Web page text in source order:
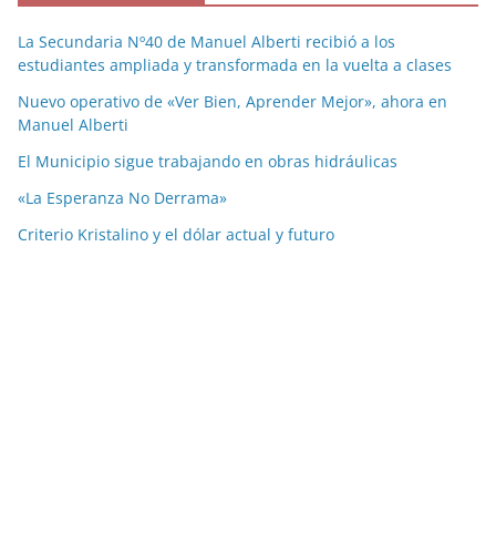
La Secundaria Nº40 de Manuel Alberti recibió a los
estudiantes ampliada y transformada en la vuelta a clases
Nuevo operativo de «Ver Bien, Aprender Mejor», ahora en
Manuel Alberti
El Municipio sigue trabajando en obras hidráulicas
«La Esperanza No Derrama»
Criterio Kristalino y el dólar actual y futuro